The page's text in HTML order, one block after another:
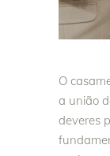
O
a união
deveres